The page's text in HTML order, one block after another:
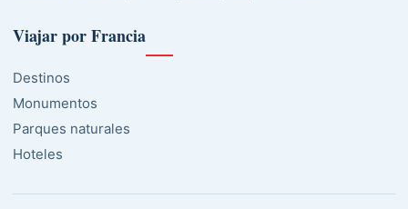
Viajar por Francia
Destinos
Monumentos
Parques naturales
Hoteles